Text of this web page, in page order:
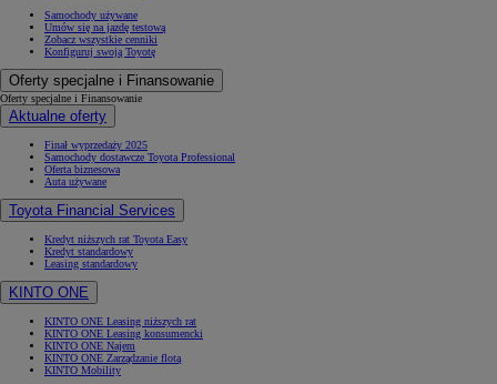
Samochody używane
Umów się na jazdę testową
Zobacz wszystkie cenniki
Konfiguruj swoją Toyotę
Oferty specjalne i Finansowanie
Oferty specjalne i Finansowanie
Aktualne oferty
Finał wyprzedaży 2025
Samochody dostawcze Toyota Professional
Oferta biznesowa
Auta używane
Toyota Financial Services
Kredyt niższych rat Toyota Easy
Kredyt standardowy
Leasing standardowy
KINTO ONE
KINTO ONE Leasing niższych rat
KINTO ONE Leasing konsumencki
KINTO ONE Najem
KINTO ONE Zarządzanie flotą
KINTO Mobility